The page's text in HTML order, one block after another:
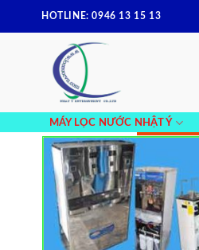
HOTLINE: 0946 13 15 13
MÁY LỌC NƯỚC NHẬT Ý